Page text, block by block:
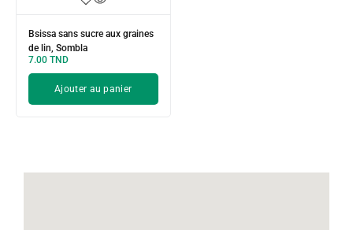
Bsissa sans sucre aux graines
de lin, Sombla
7.00 TND
Ajouter au panier